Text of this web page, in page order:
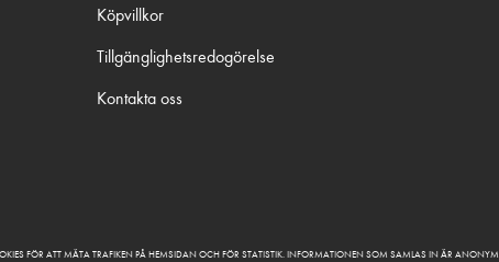
Köpvillkor
Tillgänglighetsredogörelse
Kontakta oss
FÖR ATT MÄTA TRAFIKEN PÅ HEMSIDAN OCH FÖR STATISTIK. INFORMATIONEN SOM SAMLAS IN ÄR ANONYM.